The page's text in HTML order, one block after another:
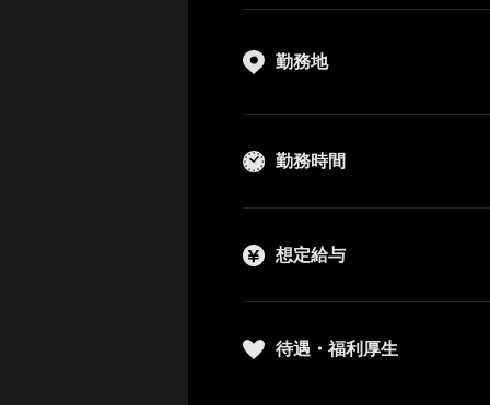
勤務地
勤務時間
想定給与
待遇・福利厚生